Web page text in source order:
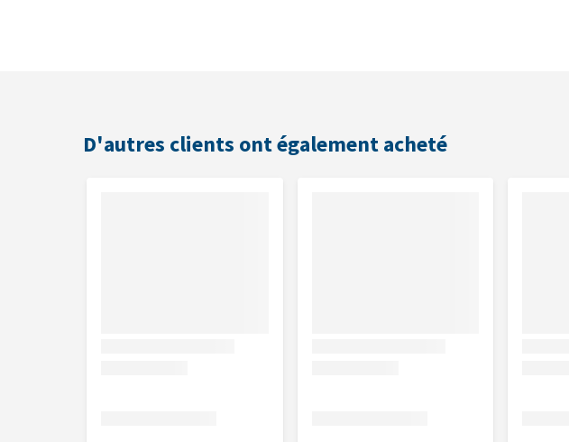
D'autres clients ont également acheté